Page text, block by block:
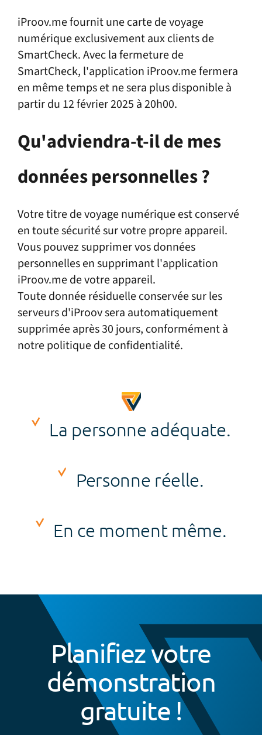
iProov.me fournit une carte de voyage
numérique exclusivement aux clients de
SmartCheck. Avec la fermeture de
SmartCheck, l'application iProov.me fermera
en même temps et ne sera plus disponible à
partir du 12 février 2025 à 20h00.
Qu'adviendra-t-il de mes
données personnelles ?
Votre titre de voyage numérique est conservé
en toute sécurité sur votre propre appareil.
Vous pouvez supprimer vos données
personnelles en supprimant l'application
iProov.me de votre appareil.
Toute donnée résiduelle conservée sur les
serveurs d'iProov sera automatiquement
supprimée après 30 jours, conformément à
notre politique de confidentialité.
La personne adéquate.
Personne réelle.
En ce moment même.
Planifiez votre
démonstration
gratuite !